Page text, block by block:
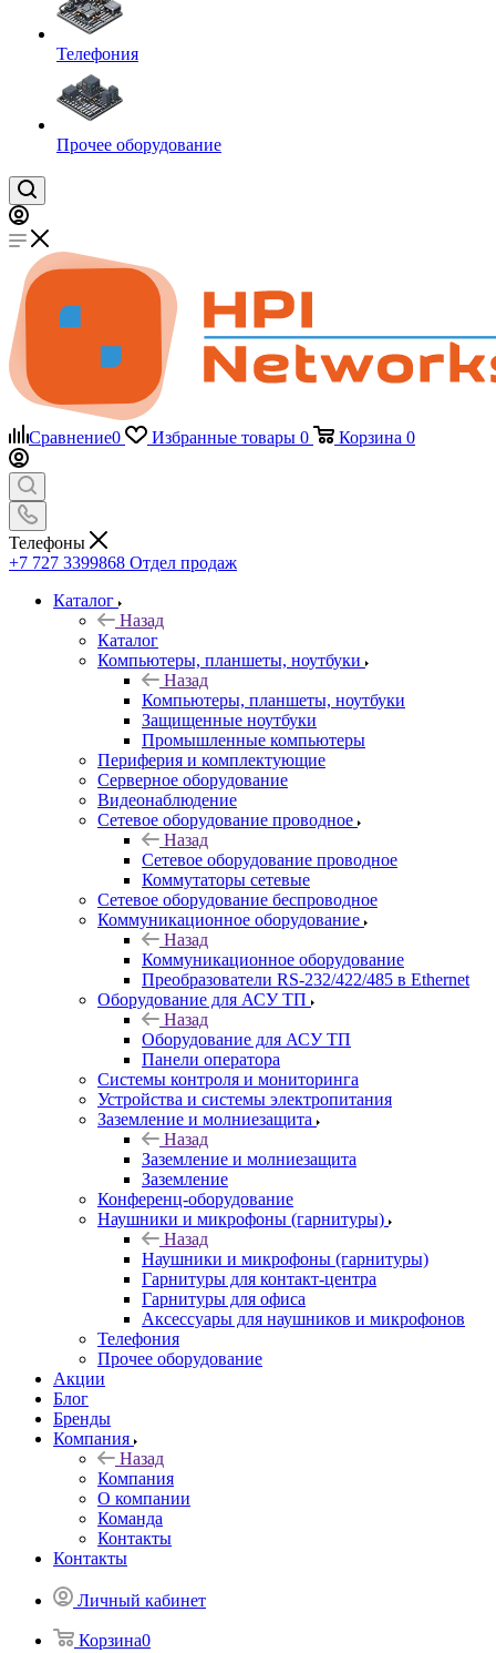
Телефония
Прочее оборудование
Сравнение0 Избранные товары 0 Корзина 0
Телефоны
+7 727 3399868 Отдел продаж
Каталог
Назад
Каталог
Компьютеры, планшеты, ноутбуки
Назад
Компьютеры, планшеты, ноутбуки
Защищенные ноутбуки
Промышленные компьютеры
Периферия и комплектующие
Серверное оборудование
Видеонаблюдение
Сетевое оборудование проводное
Назад
Сетевое оборудование проводное
Коммутаторы сетевые
Сетевое оборудование беспроводное
Коммуникационное оборудование
Назад
Коммуникационное оборудование
Преобразователи RS-232/422/485 в Ethernet
Оборудование для АСУ ТП
Назад
Оборудование для АСУ ТП
Панели оператора
Системы контроля и мониторинга
Устройства и системы электропитания
Заземление и молниезащита
Назад
Заземление и молниезащита
Заземление
Конференц-оборудование
Наушники и микрофоны (гарнитуры)
Назад
Наушники и микрофоны (гарнитуры)
Гарнитуры для контакт-центра
Гарнитуры для офиса
Аксессуары для наушников и микрофонов
Телефония
Прочее оборудование
Акции
Блог
Бренды
Компания
Назад
Компания
О компании
Команда
Контакты
Контакты
Личный кабинет
Корзина0